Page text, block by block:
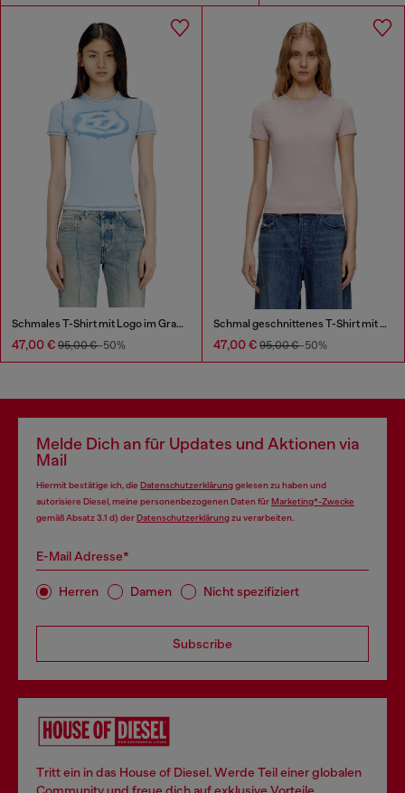
Schmales T-Shirt mit Logo im Graffiti-Stil
47,00 € 95,00 €-50%
Schmal geschnittenes T-Shirt mit metallischem Oval D
47,00 € 95,00 €-50%
Melde Dich an für Updates und Aktionen via
Mail
Hiermit bestätige ich, die Datenschutzerklärunggelesen zu haben und
autorisiere Diesel, meine personenbezogenen Daten fürMarketing*-Zwecke
gemäß Absatz 3.1 d) derDatenschutzerklärungzu verarbeiten.
E-Mail Adresse*
Herren Damen Nicht spezifiziert
Subscribe
Tritt ein in das House of Diesel. Werde Teil einer globalen
Community und freue dich auf exklusive Vorteile.